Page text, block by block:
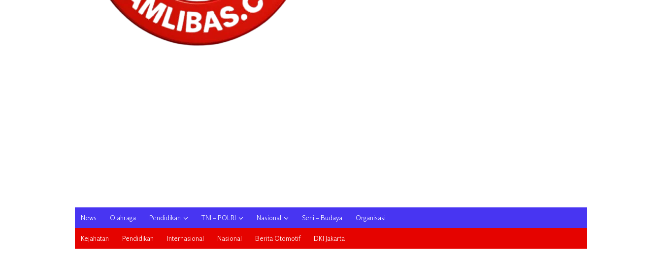
News Olahraga Pendidikan TNI – POLRI Nasional Seni – Budaya Organisasi
Kejahatan Pendidikan Internasional Nasional Berita Otomotif DKI Jakarta